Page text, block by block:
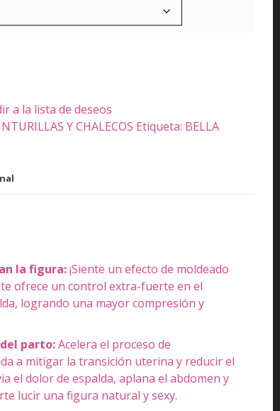
a la lista de deseos
Y CHALECOS Etiqueta: BELLA
la figura:¡Siente un efecto de moldeado
ofrece un control extra-fuerte en el
logrando una mayor compresión y
del parto:Acelera el proceso de
a mitigar la transición uterina y reducir el
el dolor de espalda, aplana el abdomen y
lucir una figura natural y sexy.